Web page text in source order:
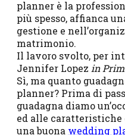
planner è la
più spesso, affianca
gestione e
matrimonio.
Il lavoro svolto, per
Jennifer Lopez in
Sì, ma quanto
planner? Prima di
guadagna diamo
ed alle caratteristiche
una buona wedding